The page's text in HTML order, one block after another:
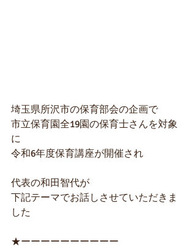
埼玉県所沢市の保育部会の企画で
市立保育園全19園の保育士さんを対象
に
令和6年度保育講座が開催され
代表の和田智代が
下記テーマでお話しさせていただきま
した
★ーーーーーーーーーー